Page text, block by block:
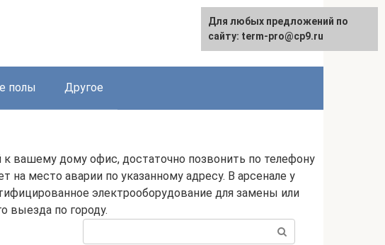
English
полы Другое
вашему дому офис, достаточно позвонить по телефону
место аварии по указанному адресу. В арсенале у
электрооборудование для замены или
выезда по городу.
Для любых предложений по
сайту: term-pro@cp9.ru